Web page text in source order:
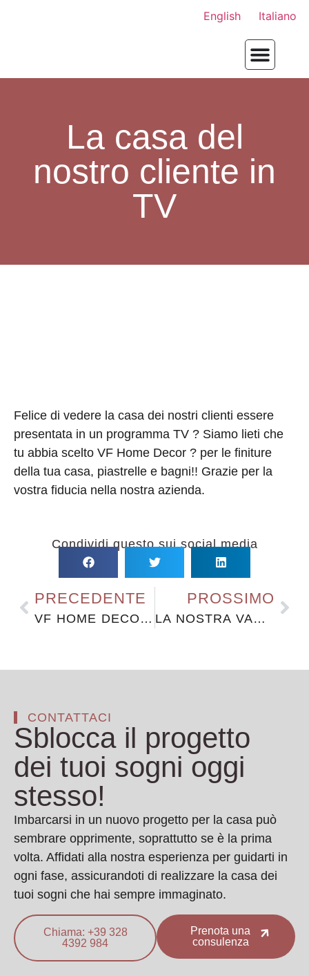
English Italiano
La casa del
nostro cliente in
TV
Felice di vedere la casa dei nostri clienti essere
presentata in un programma TV ? Siamo lieti che
tu abbia scelto VF Home Decor ? per le finiture
della tua casa, piastrelle e bagni!! Grazie per la
vostra fiducia nella nostra azienda.
Condividi questo sui social media
PRECEDENTE
VF HOME DECOR IN PRIMO PIANO SU ONE TV
PROSSIMO
LA NOSTRA VANESSA FORMOSA INTERVISTATA IN TV
CONTATTACI
Sblocca il progetto
dei tuoi sogni oggi
stesso!
Imbarcarsi in un nuovo progetto per la casa può
sembrare opprimente, soprattutto se è la prima
volta. Affidati alla nostra esperienza per guidarti in
ogni fase, assicurandoti di realizzare la casa dei
tuoi sogni che hai sempre immaginato.
Prenota una
consulenza
Chiama: +39 328
4392 984